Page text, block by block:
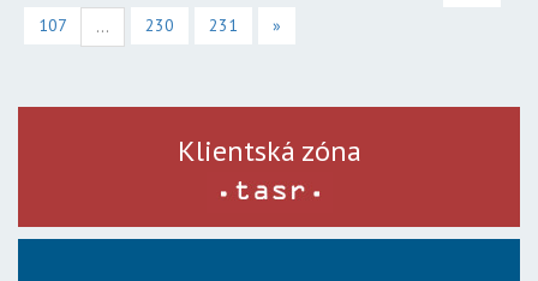
107
... 230 231 »
Klientská zóna